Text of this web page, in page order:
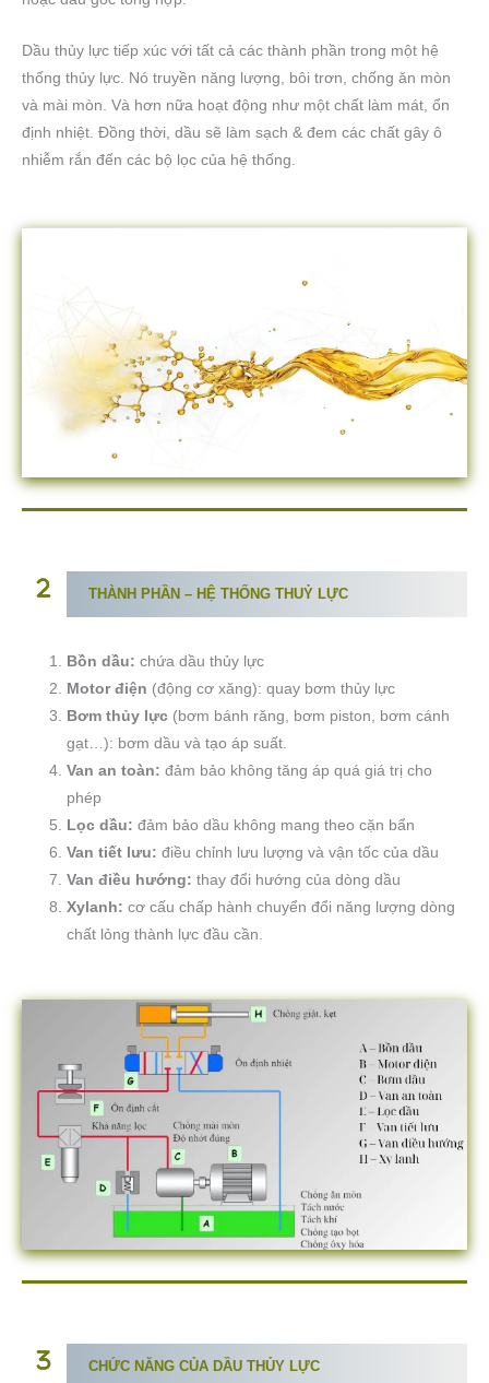
Dầu thủy lực tiếp xúc với tất cả các thành phần trong một hệ
thống thủy lực. Nó truyền năng lượng, bôi trơn, chống ăn mòn
và mài mòn. Và hơn nữa hoạt động như một chất làm mát, ổn
định nhiệt. Đồng thời, dầu sẽ làm sạch & đem các chất gây ô
nhiễm rắn đến các bộ lọc của hệ thống.
THÀNH PHẦN – HỆ THỐNG THUỶ LỰC
Bồn dầu: chứa dầu thủy lực
Motor điện (động cơ xăng): quay bơm thủy lực
Bơm thủy lực (bơm bánh răng, bơm piston, bơm cánh
gạt…): bơm dầu và tạo áp suất.
Van an toàn: đảm bảo không tăng áp quá giá trị cho
phép
Lọc dầu: đảm bảo dầu không mang theo cặn bẩn
Van tiết lưu: điều chỉnh lưu lượng và vận tốc của dầu
Van điều hướng: thay đổi hướng của dòng dầu
Xylanh: cơ cấu chấp hành chuyển đổi năng lượng dòng
chất lỏng thành lực đầu cần.
CHỨC NĂNG CỦA DẦU THỦY LỰC